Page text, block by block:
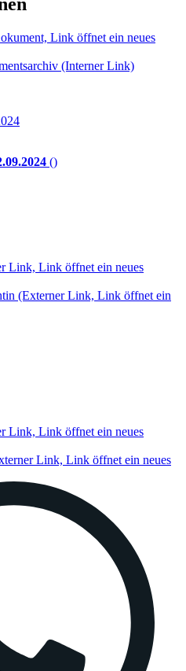
Link öffnet ein neues
(Interner Link)
()
Link, Link öffnet ein neues
(Externer Link, Link öffnet ein
Link, Link öffnet ein neues
Link, Link öffnet ein neues